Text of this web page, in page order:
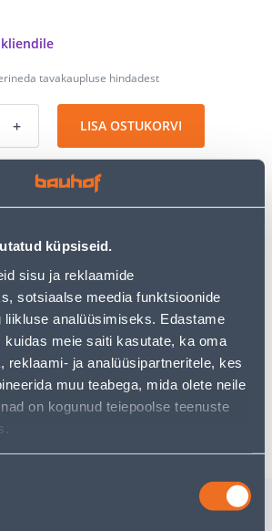
küpsiseid.
sisu ja reklaamide
sotsiaalse meedia funktsioonide
liikluse analüüsimiseks. Edastame
kuidas meie saiti kasutate, ka oma
reklaami- ja analüüsipartneritele, kes
muu teabega, mida olete neile
on kogunud teiepoolse teenuste
tavakaupluse hindadest
+ LISA OSTUKORVI
töökõrgus on 80-130 cm.
kg.
4,99 € al. 2-5 tööpäeva
09.08.2026